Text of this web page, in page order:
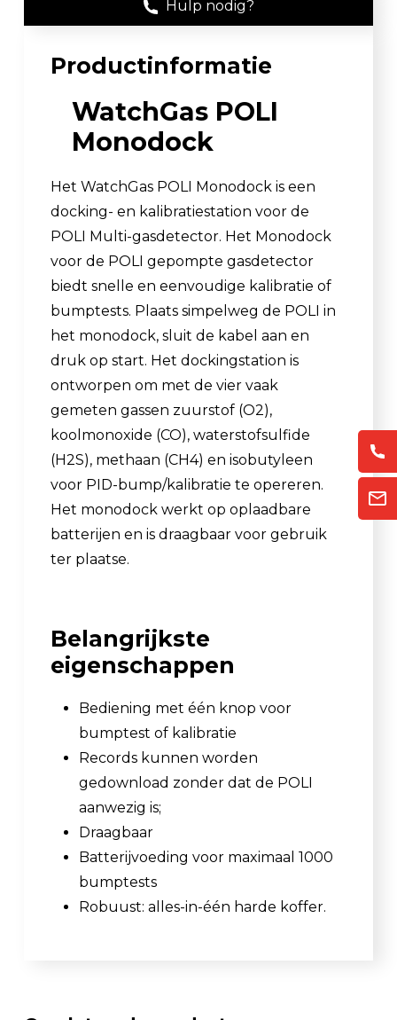
Hulp nodig?
Productinformatie
WatchGas POLI
Monodock
Het WatchGas POLI Monodock is een
docking- en kalibratiestation voor de
POLI Multi-gasdetector. Het Monodock
voor de POLI gepompte gasdetector
biedt snelle en eenvoudige kalibratie of
bumptests. Plaats simpelweg de POLI in
het monodock, sluit de kabel aan en
druk op start. Het dockingstation is
ontworpen om met de vier vaak
gemeten gassen zuurstof (O2),
koolmonoxide (CO), waterstofsulfide
(H2S), methaan (CH4) en isobutyleen
voor PID-bump/kalibratie te opereren.
Het monodock werkt op oplaadbare
batterijen en is draagbaar voor gebruik
ter plaatse.
Belangrijkste
eigenschappen
Bediening met één knop voor
bumptest of kalibratie
Records kunnen worden
gedownload zonder dat de POLI
aanwezig is;
Draagbaar
Batterijvoeding voor maximaal 1000
bumptests
Robuust: alles-in-één harde koffer.